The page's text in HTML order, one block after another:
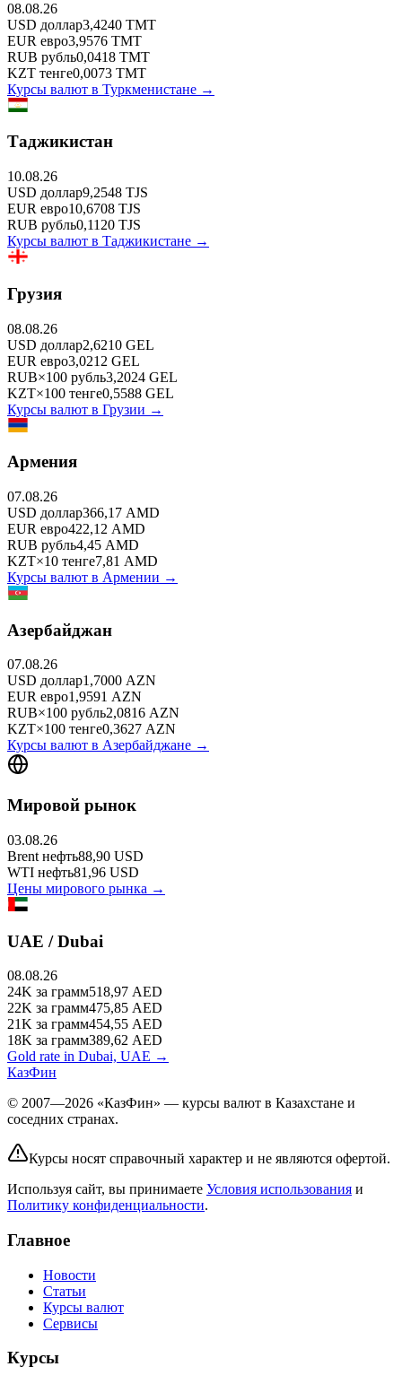
08.08.26
USD доллар3,4240 TMT
EUR евро3,9576 TMT
RUB рубль0,0418 TMT
KZT тенге0,0073 TMT
Курсы валют в Туркменистане →
Таджикистан
10.08.26
USD доллар9,2548 TJS
EUR евро10,6708 TJS
RUB рубль0,1120 TJS
Курсы валют в Таджикистане →
Грузия
08.08.26
USD доллар2,6210 GEL
EUR евро3,0212 GEL
RUB×100 рубль3,2024 GEL
KZT×100 тенге0,5588 GEL
Курсы валют в Грузии →
Армения
07.08.26
USD доллар366,17 AMD
EUR евро422,12 AMD
RUB рубль4,45 AMD
KZT×10 тенге7,81 AMD
Курсы валют в Армении →
Азербайджан
07.08.26
USD доллар1,7000 AZN
EUR евро1,9591 AZN
RUB×100 рубль2,0816 AZN
KZT×100 тенге0,3627 AZN
Курсы валют в Азербайджане →
Мировой рынок
03.08.26
Brent нефть88,90 USD
WTI нефть81,96 USD
Цены мирового рынка →
UAE / Dubai
08.08.26
24K за грамм518,97 AED
22K за грамм475,85 AED
21K за грамм454,55 AED
18K за грамм389,62 AED
Gold rate in Dubai, UAE →
КазФин
© 2007—2026 «КазФин» — курсы валют в Казахстане и
соседних странах.
Курсы носят справочный характер и не являются офертой.
Используя сайт, вы принимаете Условия использования и
Политику конфиденциальности.
Главное
Новости
Статьи
Курсы валют
Сервисы
Курсы